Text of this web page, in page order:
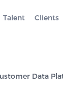
Talent Clients
Data